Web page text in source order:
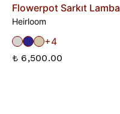
Flowerpot Sarkıt Lamba
Heirloom
+4
₺ 6,500.00